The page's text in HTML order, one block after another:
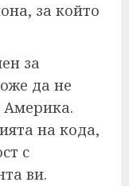
за който
за
да не
Америка.
на кода,
с
ви.